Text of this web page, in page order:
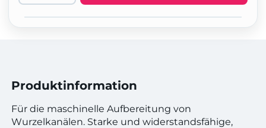
Produktinformation
Für die maschinelle Aufbereitung von
Wurzelkanälen. Starke und widerstandsfähige,